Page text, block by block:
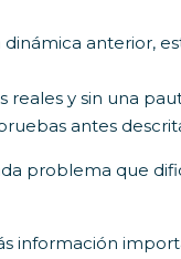
dinámica anterior,
reales y sin una
antes
problema que
información